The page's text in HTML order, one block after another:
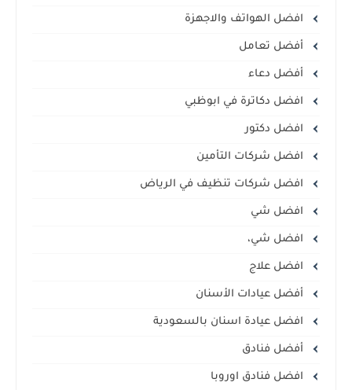
افضل الهواتف والاجهزة
أفضل تعامل
أفضل دعاء
افضل دكاترة في ابوظبي
افضل دكتور
افضل شركات التأمين
افضل شركات تنظيف في الرياض
افضل شي
افضل شي،
افضل علاج
أفضل عيادات الأسنان
افضل عيادة اسنان بالسعودية
أفضل فنادق
افضل فنادق اوروبا